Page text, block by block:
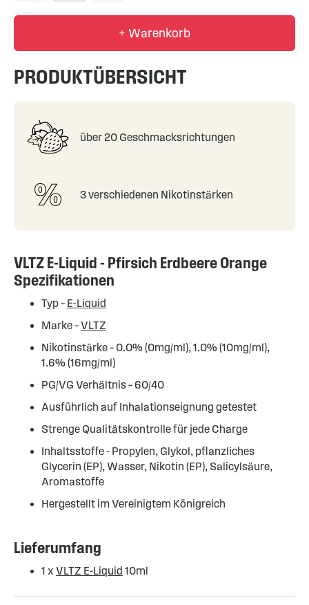
+ Warenkorb
PRODUKTÜBERSICHT
über 20 Geschmacksrichtungen
3 verschiedenen Nikotinstärken
VLTZ E-Liquid - Pfirsich Erdbeere Orange
Spezifikationen
Typ – E-Liquid
Marke –VLTZ
Nikotinstärke – 0.0% (0mg/ml), 1.0% (10mg/ml),
1.6% (16mg/ml)
PG/VG Verhältnis – 60/40
Ausführlich auf Inhalationseignung getestet
Strenge Qualitätskontrolle für jede Charge
Inhaltsstoffe - Propylen, Glykol, pflanzliches
Glycerin (EP), Wasser, Nikotin (EP), Salicylsäure,
Aromastoffe
Hergestellt im Vereinigtem Königreich
Lieferumfang
1 x VLTZ E-Liquid 10ml